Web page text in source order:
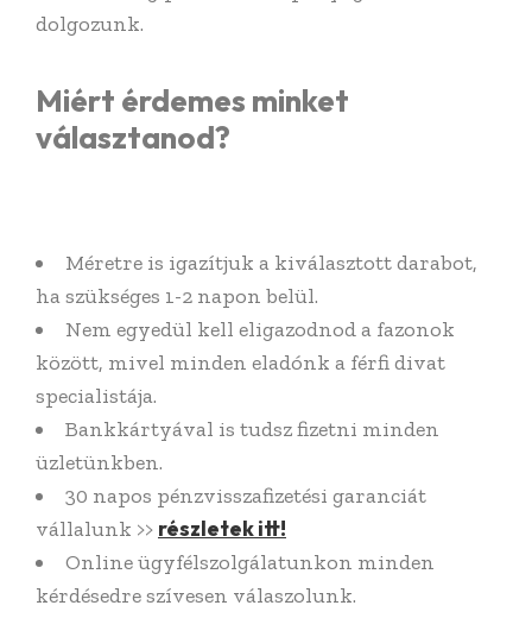
dolgozunk.
Miért érdemes minket
választanod?
Méretre is igazítjuk a kiválasztott darabot,
ha szükséges 1-2 napon belül.
Nem egyedül kell eligazodnod a fazonok
között, mivel minden eladónk a férfi divat
specialistája.
Bankkártyával is tudsz fizetni minden
üzletünkben.
30 napos pénzvisszafizetési garanciát
vállalunk >> részletek itt!
Online ügyfélszolgálatunkon minden
kérdésedre szívesen válaszolunk.